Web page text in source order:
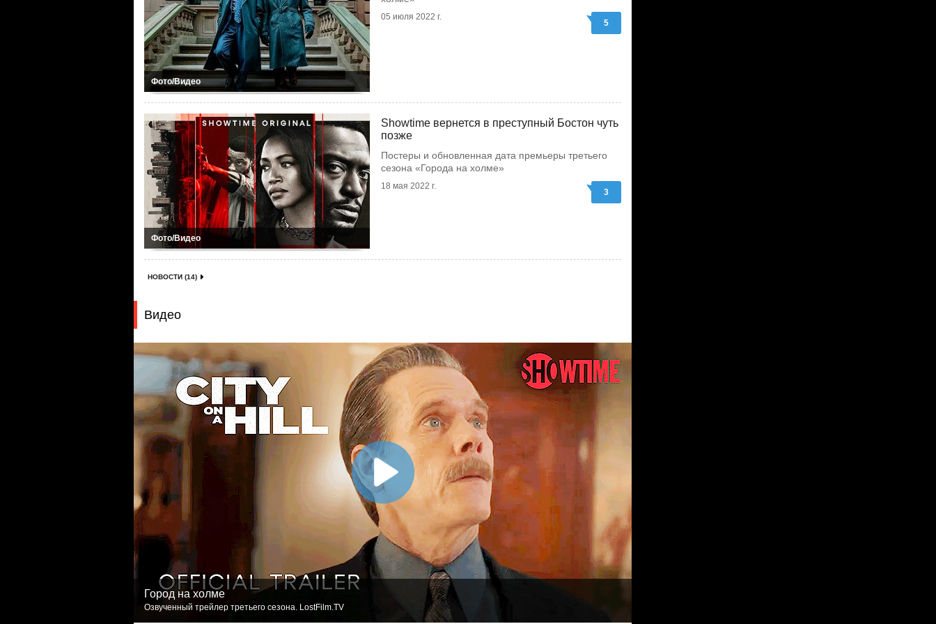
Фото/Видео
05 июля 2022 г.
5
Фото/Видео
Showtime вернется в преступный Бостон чуть
позже
Постеры и обновленная дата премьеры третьего
сезона «Города на холме»
18 мая 2022 г.
3
НОВОСТИ (14)
Видео
Город на холме
Озвученный трейлер третьего сезона. LostFilm.TV